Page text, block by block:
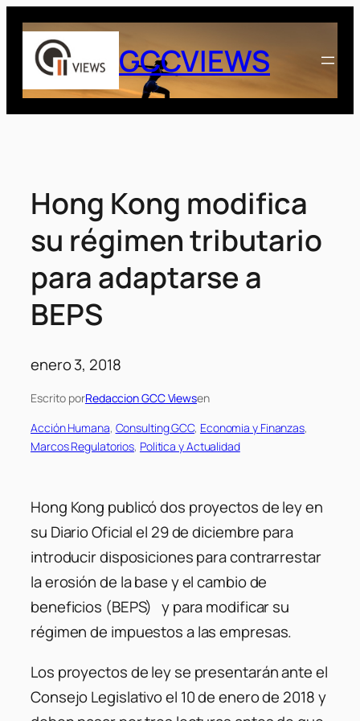
Saltar
contenido
GCCVIEWS
Hong Kong modifica
su régimen tributario
para adaptarse a
BEPS
enero 3, 2018
Escrito porRedaccion GCC Viewsen
Acción Humana, Consulting GCC, Economia y Finanzas
Marcos Regulatorios, Politica y Actualidad
Hong Kong publicó dos proyectos de ley en
su Diario Oficial el 29 de diciembre para
introducir disposiciones para contrarrestar
la erosión de la base y el cambio de
beneficios (BEPS) y para modificar su
régimen de impuestos a las empresas.
Los proyectos de ley se presentarán ante el
Consejo Legislativo el 10 de enero de 2018 y